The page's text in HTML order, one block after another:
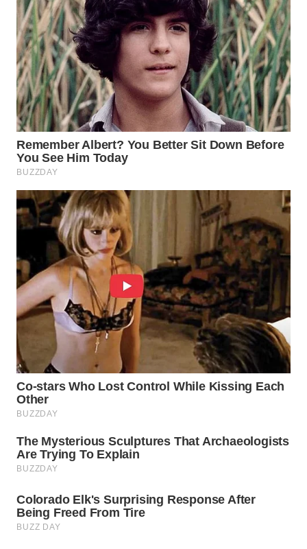
WN
KEPULAUAN
SERIBU
WN
TANGERANG
WN
BINJAI
WN
CIREBON
INDRAMAYU
WN
KUNINGAN
WN
MAJALENGKA
WN
SUBANG
WN
SUKABUMI
WN
PURWAKARTA